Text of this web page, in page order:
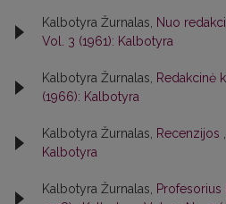
Kalbotyra Žurnalas, Nuo
Vol. 3 (1961): Kalbotyra
Kalbotyra Žurnalas, Redakcinė
(1966): Kalbotyra
Kalbotyra Žurnalas, Recenzijos
Kalbotyra
Kalbotyra Žurnalas,
Profesorius